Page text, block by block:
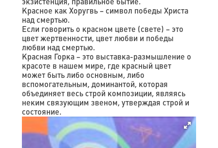
экзистенция, правильное бытие.
Красное как Хоругвь – символ победы Христа
над смертью.
Если говорить о красном цвете (свете) – это
цвет жертвенности, цвет любви и победы
любви над смертью.
Красная Горка – это выставка-размышление о
красоте в нашем мире, где красный цвет
может быть либо основным, либо
вспомогательным, доминантой, которая
объединяет весь строй композиции, являясь
неким связующим звеном, утверждая строй и
состояние.